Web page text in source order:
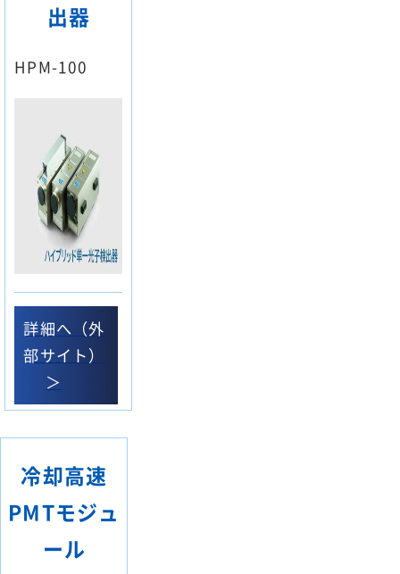
出器
HPM-100
詳細へ（外
部サイト）
＞
冷却高速
PMTモジュ
ール